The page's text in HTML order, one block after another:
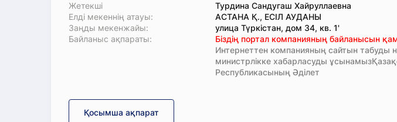
Жетекші
Турдина Сандугаш Хайруллаевна
Елді мекеннің атауы:
АСТАНА Қ., ЕСІЛ АУДАНЫ
Заңды мекенжайы:
улица Түркістан, дом 34, кв. 1'
Байланыс ақпараты:
Біздің портал компанияның байланысын
Интернеттен компанияның сайтын табуды
министрлікке хабарласуды
Республикасының Әділет
Қосымша ақпарат